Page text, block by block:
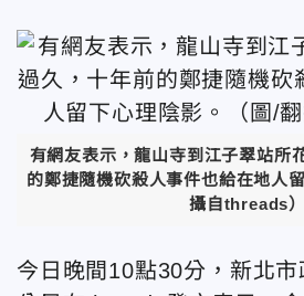
有網友表示，龍山寺到江子翠站所
的鄭捷隨機砍殺人事件也給在地人
攝自threads）
今日晚間10點30分，新北